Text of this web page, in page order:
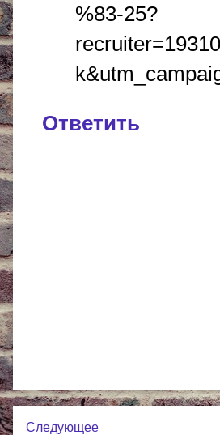
%83-25?
Ответить
Следующее